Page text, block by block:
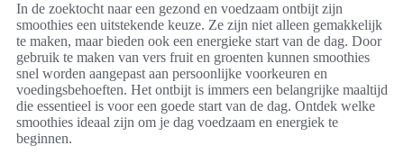
In de zoektocht naar een gezond en voedzaam ontbijt zijn
smoothies een uitstekende keuze. Ze zijn niet alleen gemakkelijk
te maken, maar bieden ook een energieke start van de dag. Door
gebruik te maken van vers fruit en groenten kunnen smoothies
snel worden aangepast aan persoonlijke voorkeuren en
voedingsbehoeften. Het ontbijt is immers een belangrijke maaltijd
die essentieel is voor een goede start van de dag. Ontdek welke
smoothies ideaal zijn om je dag voedzaam en energiek te
beginnen.